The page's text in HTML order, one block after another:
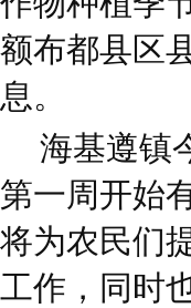
额布都县区
息。
海基遵镇
第一周开始
将为农民们
工作，同时